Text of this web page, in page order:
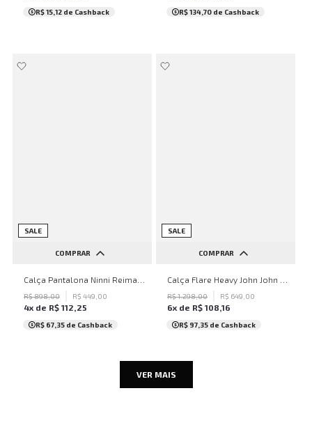
R$ 15,12 de Cashback R$ 134,70 de Cashback
SALE
COMPRAR
PP P M G GG
R$898,00 R$ 449,00
4x de R$ 112,25
R$ 67,35 de Cashback
SALE
COMPRAR
PP P M G GG
R$1.298,00 R$ 649,00
6x de R$ 108,16
R$ 97,35 de Cashback
VER MAIS